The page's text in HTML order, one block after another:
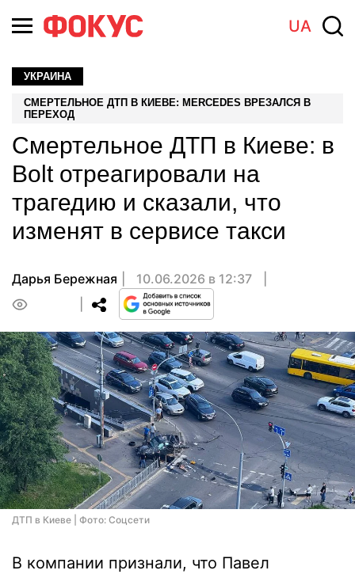
UA
УКРАИНА
СМЕРТЕЛЬНОЕ ДТП В КИЕВЕ: MERCEDES ВРЕЗАЛСЯ В
ПЕРЕХОД
Смертельное ДТП в Киеве: в
Bolt отреагировали на
трагедию и сказали, что
изменят в сервисе такси
Дарья Бережная
10.06.2026 в 12:37
ДТП в Киеве | Фото: Соцсети
В компании признали, что Павел